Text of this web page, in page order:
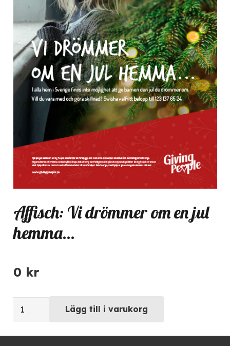
Affisch: Vi drömmer om en jul
hemma…
0 kr
Affisch:
drömmer
Lägg till i varukorg